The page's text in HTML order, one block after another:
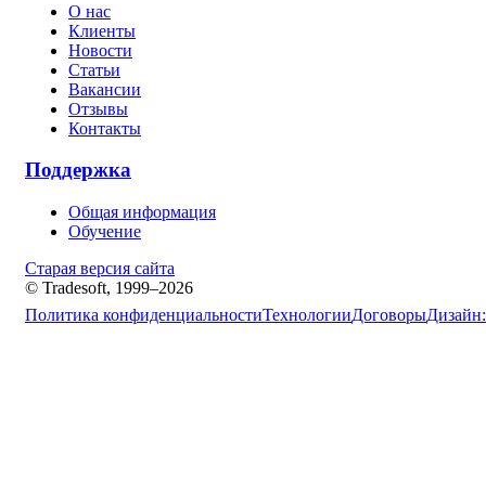
О нас
Клиенты
Новости
Статьи
Вакансии
Отзывы
Контакты
Поддержка
Общая информация
Обучение
Старая версия сайта
© Tradesoft, 1999–2026
Политика конфиденциальностиТехнологииДоговорыДизайн: